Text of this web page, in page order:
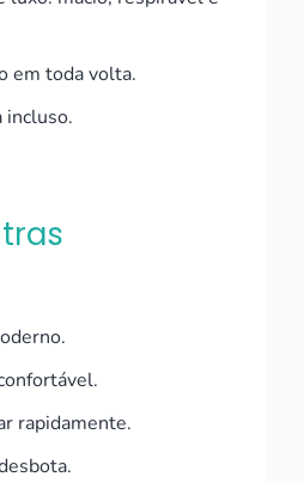
em toda volta.
incluso.
rapidamente.